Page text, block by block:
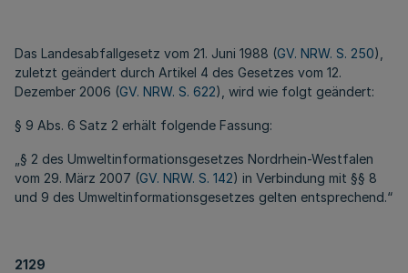
Das Landesabfallgesetz vom 21. Juni 1988 (GV. NRW. S. 250),
zuletzt geändert durch Artikel 4 des Gesetzes vom 12.
Dezember 2006 (GV. NRW. S. 622), wird wie folgt geändert:
§ 9 Abs. 6 Satz 2 erhält folgende Fassung:
„§ 2 des Umweltinformationsgesetzes Nordrhein-Westfalen
vom 29. März 2007 (GV. NRW. S. 142) in Verbindung mit §§ 8
und 9 des Umweltinformationsgesetzes gelten entsprechend.“
2129